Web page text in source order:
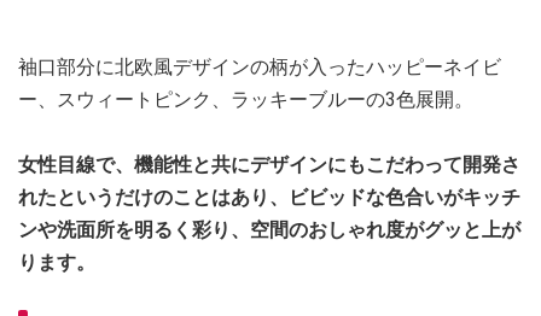
袖口部分に北欧風デザインの柄が入ったハッピーネイビ
ー、スウィートピンク、ラッキーブルーの3色展開。
女性目線で、機能性と共にデザインにもこだわって開発さ
れたというだけのことはあり、ビビッドな色合いがキッチ
ンや洗面所を明るく彩り、空間のおしゃれ度がグッと上が
ります。